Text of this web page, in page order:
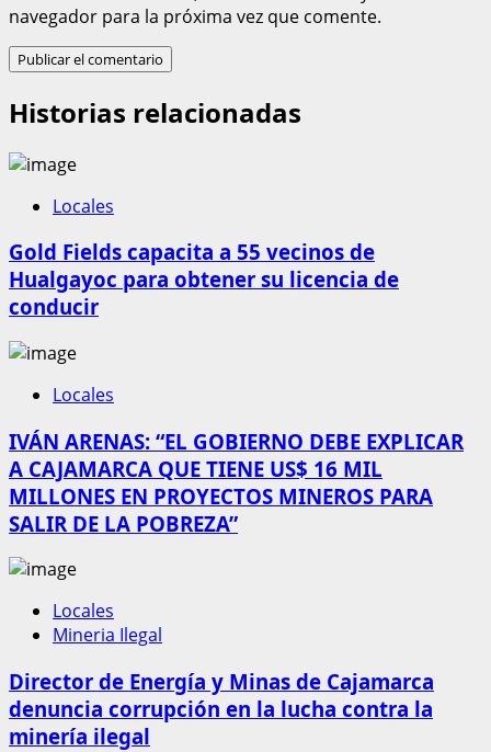
navegador para la próxima vez que comente.
Historias relacionadas
Locales
Gold Fields capacita a 55 vecinos de
Hualgayoc para obtener su licencia de
conducir
Locales
IVÁN ARENAS: “EL GOBIERNO DEBE EXPLICAR
A CAJAMARCA QUE TIENE US$ 16 MIL
MILLONES EN PROYECTOS MINEROS PARA
SALIR DE LA POBREZA”
Locales
Mineria Ilegal
Director de Energía y Minas de Cajamarca
denuncia corrupción en la lucha contra la
minería ilegal